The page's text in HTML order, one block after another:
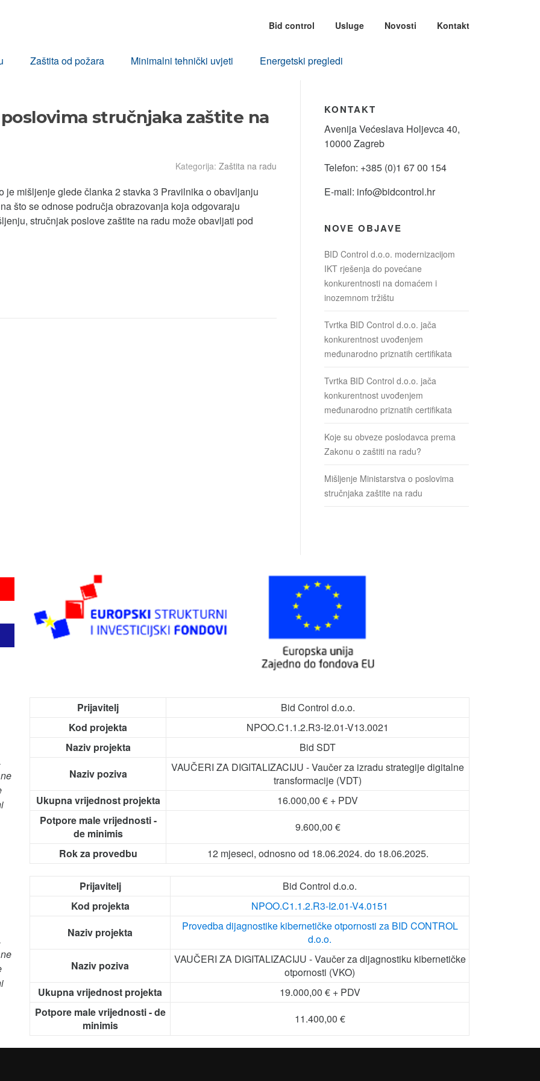
Bid control Usluge Novosti Kontakt
Zaštita od požara Minimalni tehnički uvjeti Energetski pregledi
stručnjaka zaštite na
Kategorija: Zaštita na radu
je mišljenje glede članka 2 stavka 3 Pravilnika o obavljanju
što se odnose područja obrazovanja koja odgovaraju
stručnjak poslove zaštite na radu može obavljati pod
KONTAKT
Avenija Većeslava Holjevca 40,
10000 Zagreb
Telefon: +385 (0)1 67 00 154
E-mail: info@bidcontrol.hr
NOVE OBJAVE
BID Control d.o.o. modernizacijom
IKT rješenja do povećane
konkurentnosti na domaćem i
inozemnom tržištu
Tvrtka BID Control d.o.o. jača
konkurentnost uvođenjem
međunarodno priznatih certifikata
Tvrtka BID Control d.o.o. jača
konkurentnost uvođenjem
međunarodno priznatih certifikata
Koje su obveze poslodavca prema
Zakonu o zaštiti na radu?
Mišljenje Ministarstva o poslovima
stručnjaka zaštite na radu
Prijavitelj
Bid Control d.o.o.
Kod projekta
NPOO.C1.1.2.R3-I2.01-V13.0021
Naziv projekta
Bid SDT
Naziv poziva
VAUČERI ZA DIGITALIZACIJU - Vaučer za izradu strategije digitalne
transformacije (VDT)
Ukupna vrijednost projekta
16.000,00 € + PDV
Potpore male vrijednosti -
de minimis
9.600,00 €
Rok za provedbu
12 mjeseci, odnosno od 18.06.2024. do 18.06.2025.
Prijavitelj
Bid Control d.o.o.
Kod projekta
NPOO.C1.1.2.R3-I2.01-V4.0151
Naziv projekta
Provedba dijagnostike kibernetičke otpornosti za BID CONTROL
d.o.o.
Naziv poziva
VAUČERI ZA DIGITALIZACIJU - Vaučer za dijagnostiku kibernetičke
otpornosti (VKO)
Ukupna vrijednost projekta
19.000,00 € + PDV
Potpore male vrijednosti - de
minimis
11.400,00 €